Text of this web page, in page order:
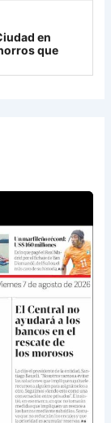
en
que